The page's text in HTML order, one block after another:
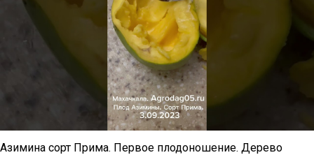
Азимина сорт Прима. Первое плодоношение. Дерево